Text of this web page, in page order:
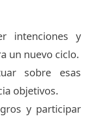
intenciones y
un nuevo ciclo.
sobre esas
objetivos.
y participar